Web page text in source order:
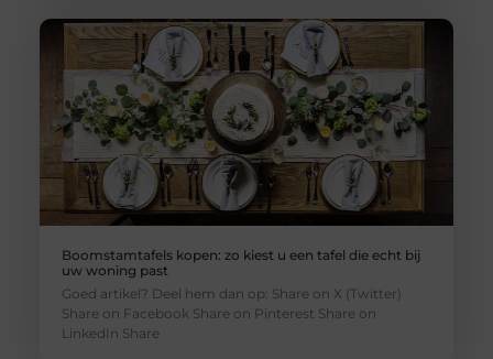
Boomstamtafels kopen: zo kiest u een tafel die echt bij
uw woning past
Goed artikel? Deel hem dan op: Share on X (Twitter)
Share on Facebook Share on Pinterest Share on
LinkedIn Share